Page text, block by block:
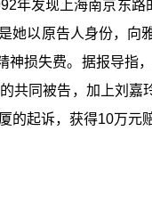
年发现上海南京东
她以原告人身份，
神损失费。据报导指
共同被告，加上刘
的起诉，获得10万元